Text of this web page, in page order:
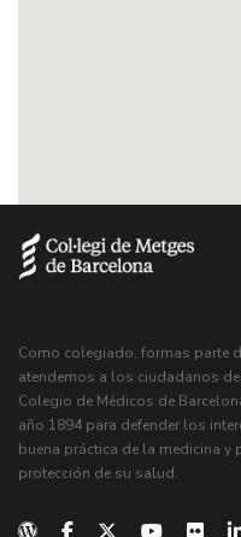
Como colegiado, formas parte
atendemos a los ciudadanos
Colegio de Médicos de
año 1894 para defender los
buena práctica de la medicina
protección de su salud.